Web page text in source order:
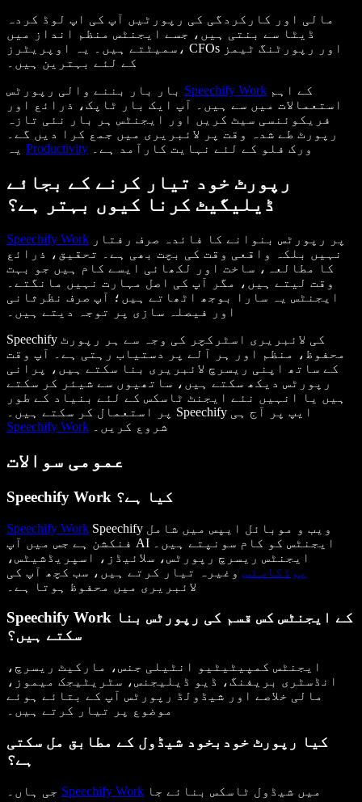
مالی اور کارکردگی کی رپورٹیں آپ کی اپ لوڈ کردہ
ڈیٹا سے بنتی ہیں، جسے ایجنٹس منظم انداز میں
سمیٹتے ہیں۔ یہ اوپریٹرز، CFOs اور رپورٹنگ ٹیمز
کے لئے بہترین ہیں۔
Speechify Work
استعمالات میں سے ہیں۔ آپ ایک بار ٹاپک، ذرائع اور
فریکوئنسی سیٹ کریں اور ایجنٹس ہر بار نئی تازہ
رپورٹ طے شدہ وقت پر لائبریری میں جمع کرا دیں گے۔
Productivity ورک فلو کے لئے نہایت کارآمد ہے۔
رپورٹ خود تیار کرنے کے بجائے
ڈیلیگیٹ کرنا کیوں بہتر ہے؟
Speechify Work
نہیں بلکہ واقعی وقت کی بچت بھی ہے۔ تحقیق، ذرائع
کا مطالعہ، ساخت اور لکھائی ایسے کام ہیں جو بہت
وقت لیتے ہیں، مگر آپ کی اصل مہارت نہیں مانگتے۔
ایجنٹس یہ سارا بوجھ اٹھاتے ہیں؛ آپ صرف نظرثانی
اور فیصلہ سازی پر توجہ دیتے ہیں۔
Speechify کی لائبریری اسٹرکچر کی وجہ سے ہر رپورٹ
محفوظ، منظم اور ہر آلے پر دستیاب رہتی ہے۔ آپ وقت
کے ساتھ اپنی ریسرچ لائبریری بنا سکتے ہیں، پرانی
رپورٹس دیکھ سکتے ہیں، ساتھیوں سے شیئر کر سکتے
ہیں یا انہیں نئے ایجنٹ ٹاسکس کے لئے بنیاد کے طور
پر استعمال کر سکتے ہیں۔ Speechify ایپ پر آج ہی
Speechify Work
شروع کریں۔
عمومی سوالات
Speechify Work کیا ہے؟
Speechify Work Speechify ویب و موبائل ایپس میں شامل
فنکشن ہے جس میں آپ AI ایجنٹس کو کام سونپتے ہیں۔
ایجنٹس ریسرچ رپورٹس، سلائیڈز، اسپریڈشیٹس،
پوڈکاسٹس وغیرہ تیار کرتے ہیں، سب کچھ آپ کی
لائبریری میں محفوظ ہوتا ہے۔
Speechify Work کے ایجنٹس کس قسم کی رپورٹس بنا
سکتے ہیں؟
ایجنٹس کمپیٹیٹیو انٹیلی جنس، مارکیٹ ریسرچ،
انڈسٹری بریفنگ، ڈیو ڈیلیجنس، سٹریٹیجک میموز،
مالی خلاصے اور شیڈولڈ رپورٹس آپ کے بتائے ہوئے
موضوع پر تیار کرتے ہیں۔
کیا رپورٹ خودبخود شیڈول کے مطابق مل سکتی
ہے؟
Speechify Work